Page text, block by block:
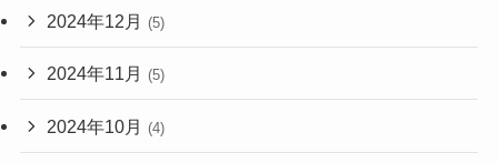
2024年12月 (5)
2024年11月 (5)
2024年10月 (4)